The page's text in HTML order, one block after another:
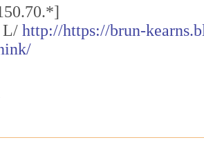
L/ http://https://brun-